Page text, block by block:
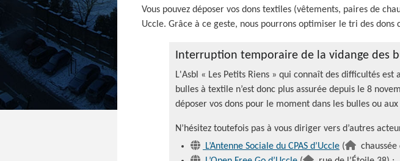
Vous pouvez déposer vos dons textiles (vêtements, paires de
Uccle. Grâce à ce geste, nous pourrons optimiser le tri des dons
Interruption temporaire de la vidange des
L'Asbl « Les Petits Riens » qui connaît des difficultés
bulles à textile n’est donc plus assurée depuis le 8
déposer vos dons pour le moment dans les bulles ou
N’hésitez toutefois pas à vous diriger vers d’autres
L’Antenne Sociale du CPAS d’Uccle (
chaussée